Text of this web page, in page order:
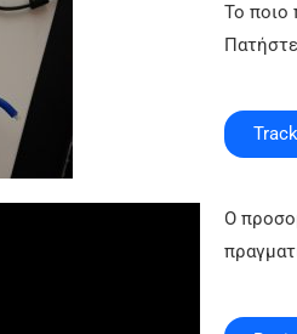
To ποιο
Ο